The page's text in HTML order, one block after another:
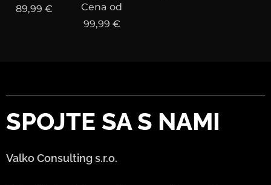
89,99 €
Cena od
99,99 €
SPOJTE SA S NAMI
Valko Consulting s.r.o.